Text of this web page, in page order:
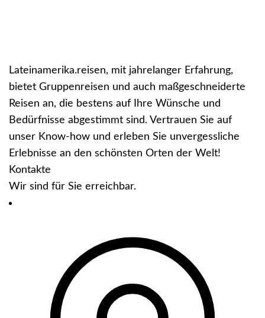
Lateinamerika.reisen, mit jahrelanger Erfahrung,
bietet Gruppenreisen und auch maßgeschneiderte
Reisen an, die bestens auf Ihre Wünsche und
Bedürfnisse abgestimmt sind. Vertrauen Sie auf
unser Know-how und erleben Sie unvergessliche
Erlebnisse an den schönsten Orten der Welt!
Kontakte
Wir sind für Sie erreichbar.